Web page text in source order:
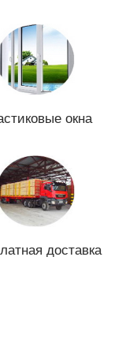
окна
доставка